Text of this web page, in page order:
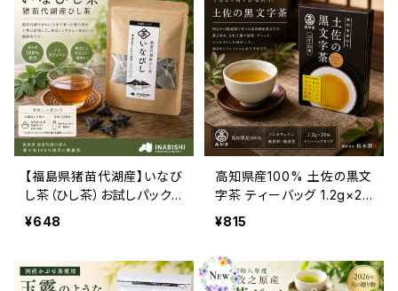
【福島県猪苗代湖産】いなび
し茶（ひし茶）お試しパック
4g×3袋｜菱の実100％使
¥648
高知県産100% 土佐の黒文
字茶 ティーバッグ 1.2g×20
袋｜四万十川流域産 クロ
¥815